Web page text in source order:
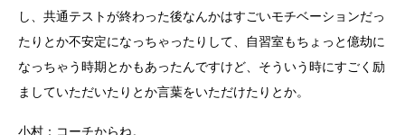
し、共通テストが終わった後なんかはすごいモチベーションだっ
たりとか不安定になっちゃったりして、自習室もちょっと億劫に
なっちゃう時期とかもあったんですけど、そういう時にすごく励
ましていただいたりとか言葉をいただけたりとか。
小村：コーチからね。